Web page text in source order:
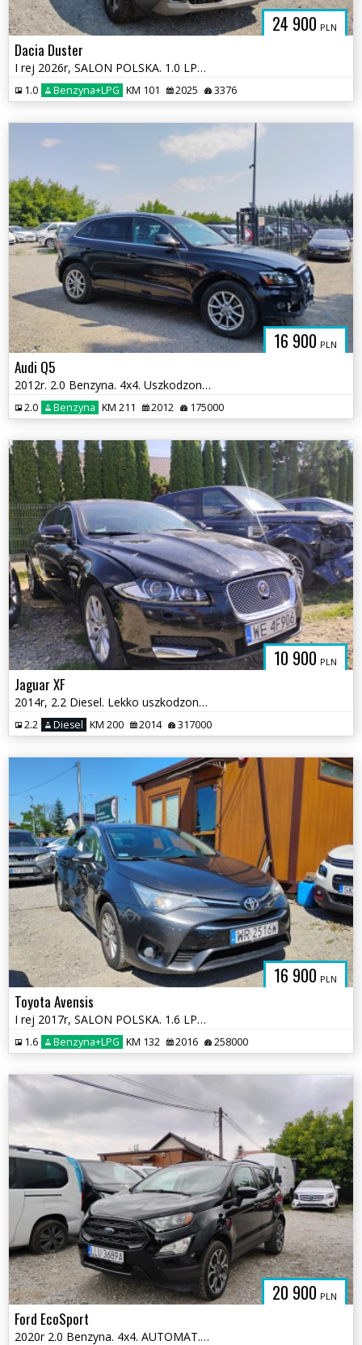
24 900 PLN
Dacia Duster
I rej 2026r, SALON POLSKA. 1.0 LPG. Uszkodzony. Poobijany.
1.0 Benzyna+LPG KM 101 2025 3376
16 900 PLN
Audi Q5
2012r. 2.0 Benzyna. 4x4. Uszkodzony przód i przetarty lewy bok. Jeździ
2.0 Benzyna KM 211 2012 175000
10 900 PLN
Jaguar XF
2014r, 2.2 Diesel. Lekko uszkodzony przód.
2.2 Diesel KM 200 2014 317000
16 900 PLN
Toyota Avensis
I rej 2017r, SALON POLSKA. 1.6 LPG. Uszkodzony prawy bok. Jeździ.
1.6 Benzyna+LPG KM 132 2016 258000
20 900 PLN
Ford EcoSport
2020r 2.0 Benzyna. 4x4. AUTOMAT. Lekko uszkodzony prawy bok. Jeździ.